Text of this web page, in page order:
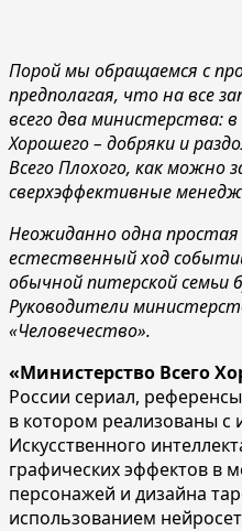
Порой мы обращаемся с
предполагая, что на все
всего два министерства:
Хорошего – добряки и
Всего Плохого, как можно
сверхэффективные
Неожиданно одна
естественный ход
обычной питерской семьи
Руководители
«Человечество».
«Министерство Всего
России сериал,
в котором реализованы с
Искусственного
графических эффектов в
персонажей и дизайна
использованием